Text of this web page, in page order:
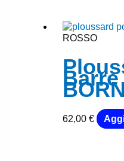
ROSSO
Barre
62,00 €